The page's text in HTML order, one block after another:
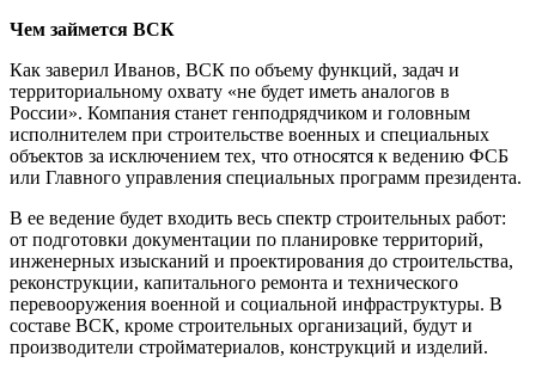
Чем займется ВСК
Как заверил Иванов, ВСК по объему функций, задач и
территориальному охвату «не будет иметь аналогов в
России». Компания станет генподрядчиком и головным
исполнителем при строительстве военных и специальных
объектов за исключением тех, что относятся к ведению ФСБ
или Главного управления специальных программ президента.
В ее ведение будет входить весь спектр строительных работ:
от подготовки документации по планировке территорий,
инженерных изысканий и проектирования до строительства,
реконструкции, капитального ремонта и технического
перевооружения военной и социальной инфраструктуры. В
составе ВСК, кроме строительных организаций, будут и
производители стройматериалов, конструкций и изделий.